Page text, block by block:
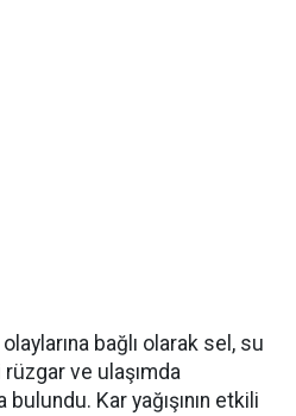
bağlı olarak sel, su
rüzgar ve ulaşımda
bulundu. Kar yağışının etkili